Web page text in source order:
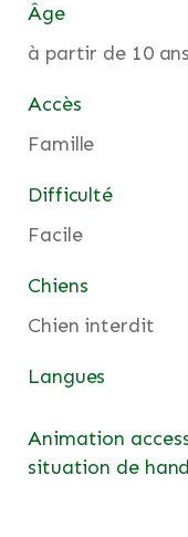
Âge
à partir de 10 ans
Accès
Famille
Difficulté
Facile
Chiens
Chien interdit
Langues
Animation
situation de